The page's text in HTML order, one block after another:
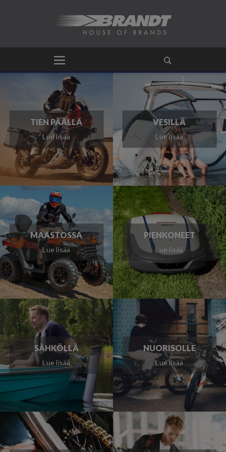
TIEN PÄÄLLÄ
Lue lisää
VESILLÄ
Lue lisää
MAASTOSSA
Lue lisää
PIENKONEET
Lue lisää
SÄHKÖLLÄ
Lue lisää
NUORISOLLE
Lue lisää